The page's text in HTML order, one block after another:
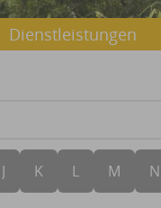
Dienstleistungen
J K L M N